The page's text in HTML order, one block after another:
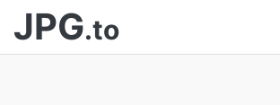
JPG.to